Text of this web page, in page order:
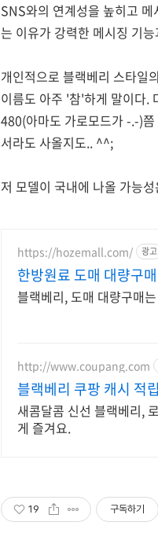
SNS와의 연계성을 높히고
는 이유가 강력한 메시징 기
개인적으로 블랙베리 스타일
이름도 아주 '참'하게 말이다.
480(아마도 가로모드가 -.-)
서라도 사올지도.. ^^;
저 모델이 국내에 나올 가능
https://hozemall.com/ 광고
한방원료 도매 대량구
블랙베리, 도매 대량구매
http://www.coupang.com
블랙베리 쿠팡 캐시 적
새콤달콤 신선 블랙베리,
게 즐겨요.
19 구독하기